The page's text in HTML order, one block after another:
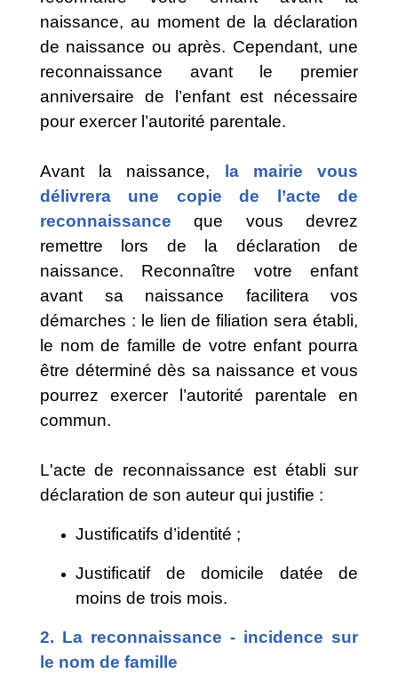
naissance, au moment de la déclaration
de naissance ou après. Cependant, une
reconnaissance avant le premier
anniversaire de l’enfant est nécessaire
pour exercer l’autorité parentale.
Avant la naissance,
la mairie vous
délivrera une copie de l’acte de
reconnaissance que vous devrez
remettre lors de la déclaration de
naissance. Reconnaître votre enfant
avant sa naissance facilitera vos
démarches : le lien de filiation sera établi,
le nom de famille de votre enfant pourra
être déterminé dès sa naissance et vous
pourrez exercer l’autorité parentale en
commun.
L'acte de reconnaissance est établi sur
déclaration de son auteur qui justifie :
Justificatifs d’identité ;
​​​​​​​Justificatif de domicile datée de
moins de trois mois.
​​​​​​​2. ​​​​​​​​​​​​​​​La reconnaissance - incidence sur
le nom de famille